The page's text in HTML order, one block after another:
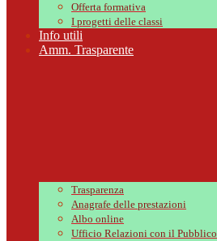
Offerta formativa
I progetti delle classi
Info utili
Amm. Trasparente
Trasparenza
Anagrafe delle prestazioni
Albo online
Ufficio Relazioni con il Pubblico